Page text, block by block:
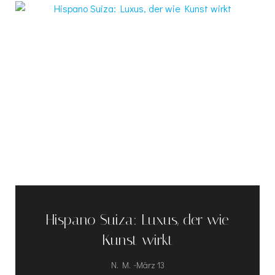
Hispano Suiza: Luxus, der wie
Kunst wirkt
N. M. -März 13